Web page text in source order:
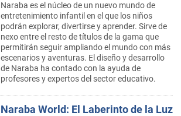
Naraba es el núcleo de un nuevo mundo de
entretenimiento infantil en el que los niños
podrán explorar, divertirse y aprender. Sirve de
nexo entre el resto de títulos de la gama que
permitirán seguir ampliando el mundo con más
escenarios y aventuras. El diseño y desarrollo
de Naraba ha contado con la ayuda de
profesores y expertos del sector educativo.
Naraba World: El Laberinto de la Luz